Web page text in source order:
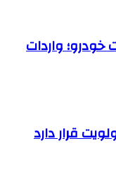
واردات
قرار دارد